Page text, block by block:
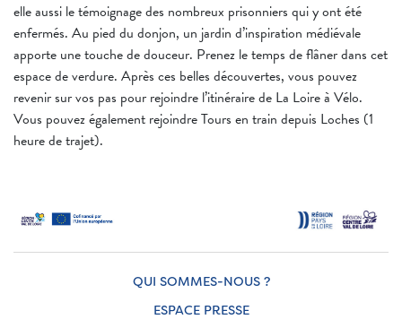
elle aussi le témoignage des nombreux prisonniers qui y ont été
enfermés. Au pied du donjon, un jardin d’inspiration médiévale
apporte une touche de douceur. Prenez le temps de flâner dans cet
espace de verdure. Après ces belles découvertes, vous pouvez
revenir sur vos pas pour rejoindre l’itinéraire de La Loire à Vélo.
Vous pouvez également rejoindre Tours en train depuis Loches (1
heure de trajet).
QUI SOMMES-NOUS ?
ESPACE PRESSE